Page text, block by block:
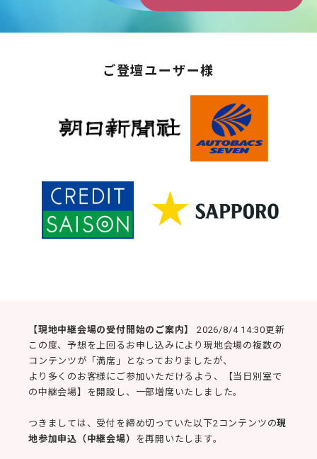
ご登壇ユーザー様
【現地中継会場の受付開始のご案内】
2026/8/4 14:30更新
この度、予想を上回るお申し込みにより現地会場の複数の
コンテンツが「満席」となっておりましたが、
より多くのお客様にご参加いただけるよう、【当日別室で
の中継会場】を開設し、一部増席いたしました。
つきましては、受付を締め切っていた以下2コンテンツの現
地参加申込（中継会場）
を再開いたします。